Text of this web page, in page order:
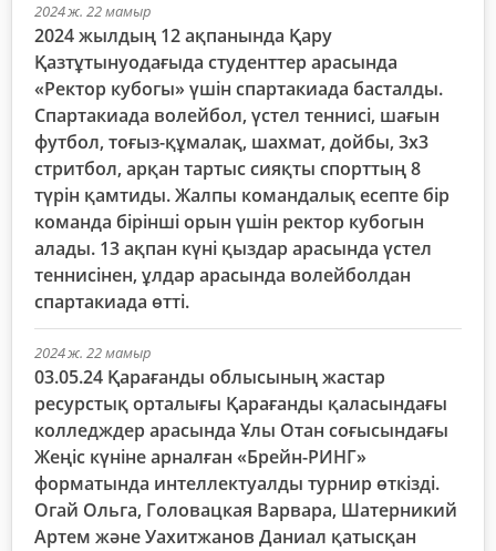
2024 ж. 22 мамыр
2024 жылдың 12 ақпанында Қару
Қазтұтынуодағыда студенттер арасында
«Ректор кубогы» үшін спартакиада басталды.
Спартакиада волейбол, үстел теннисі, шағын
футбол, тоғыз-құмалақ, шахмат, дойбы, 3х3
стритбол, арқан тартыс сияқты спорттың 8
түрін қамтиды. Жалпы командалық есепте бір
команда бірінші орын үшін ректор кубогын
алады. 13 ақпан күні қыздар арасында үстел
теннисінен, ұлдар арасында волейболдан
спартакиада өтті.
2024 ж. 22 мамыр
03.05.24 Қарағанды ​​облысының жастар
ресурстық орталығы Қарағанды ​​қаласындағы
колледждер арасында Ұлы Отан соғысындағы
Жеңіс күніне арналған «Брейн-РИНГ»
форматында интеллектуалды турнир өткізді.
Огай Ольга, Головацкая Варвара, Шатерникий
Артем және Уахитжанов Даниал қатысқан